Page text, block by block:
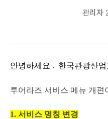
관리자
안녕하세요 . 한국관광산
투어라즈 서비스 메뉴 개편
1. 서비스 명칭 변경